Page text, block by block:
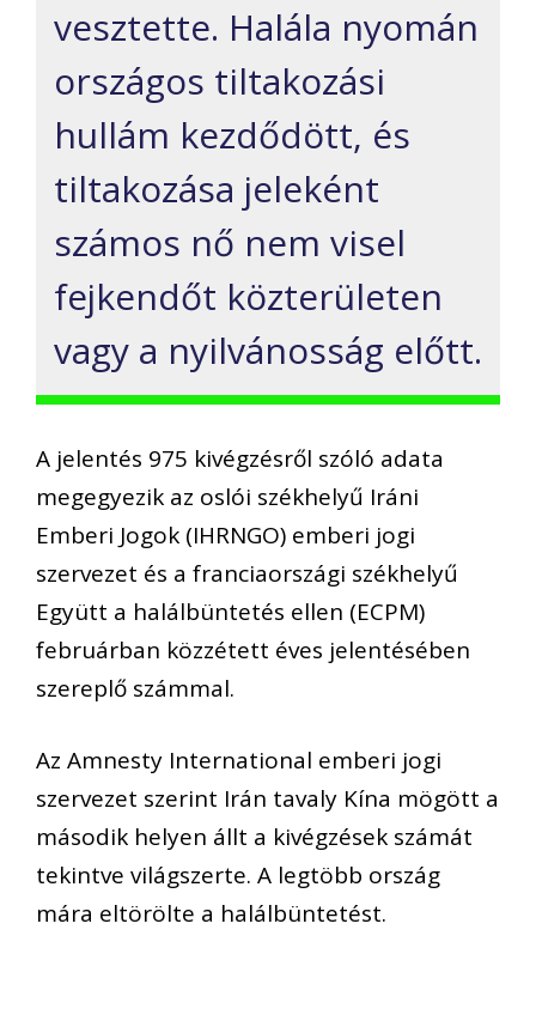
vesztette. Halála nyomán
országos tiltakozási
hullám kezdődött, és
tiltakozása jeleként
számos nő nem visel
fejkendőt közterületen
vagy a nyilvánosság előtt.
A jelentés 975 kivégzésről szóló adata
megegyezik az oslói székhelyű Iráni
Emberi Jogok (IHRNGO) emberi jogi
szervezet és a franciaországi székhelyű
Együtt a halálbüntetés ellen (ECPM)
februárban közzétett éves jelentésében
szereplő számmal.
Az Amnesty International emberi jogi
szervezet szerint Irán tavaly Kína mögött a
második helyen állt a kivégzések számát
tekintve világszerte. A legtöbb ország
mára eltörölte a halálbüntetést.